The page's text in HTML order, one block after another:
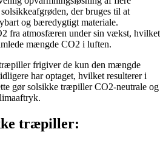
der bruges til at
og bæredygtigt materiale.
fra atmosfæren under sin vækst, hvilket
mængde CO2 i luften.
frigiver de kun den mængde
har optaget, hvilket resulterer i
gør solsikke træpiller CO2-neutrale og
træpiller: